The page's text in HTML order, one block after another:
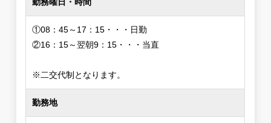
①08：45～17：15・・・日勤
②16：15～翌朝9：15・・・当直
※二交代制となります。
勤務地